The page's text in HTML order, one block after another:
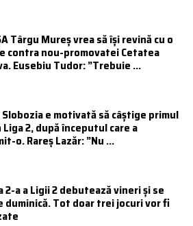
Târgu Mureș vrea să își revină cu o
contra nou-promovatei Cetatea
Eusebiu Tudor: ”Trebuie ...
e motivată să câștige primul
Liga 2, după începutul care a
o. Rareș Lazăr: ”Nu ...
2-a a Ligii 2 debutează vineri și se
duminică. Tot doar trei jocuri vor fi